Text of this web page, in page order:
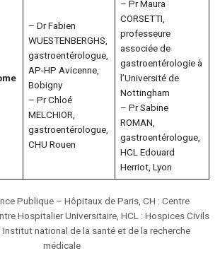
– Dr Fabien
WUESTENBERGHS,
gastroentérologue,
AP-HP Avicenne,
Bobigny
– Pr Chloé
MELCHIOR,
gastroentérologue,
CHU Rouen
– Pr Maura
CORSETTI,
professeure
associée de
gastroentérologie à
l’Université de
Nottingham
– Pr Sabine
ROMAN,
gastroentérologue,
HCL Edouard
Herriot, Lyon
Publique – Hôpitaux de Paris, CH : Centre
Hospitalier Universitaire, HCL : Hospices Civils
Institut national de la santé et de la recherche
médicale